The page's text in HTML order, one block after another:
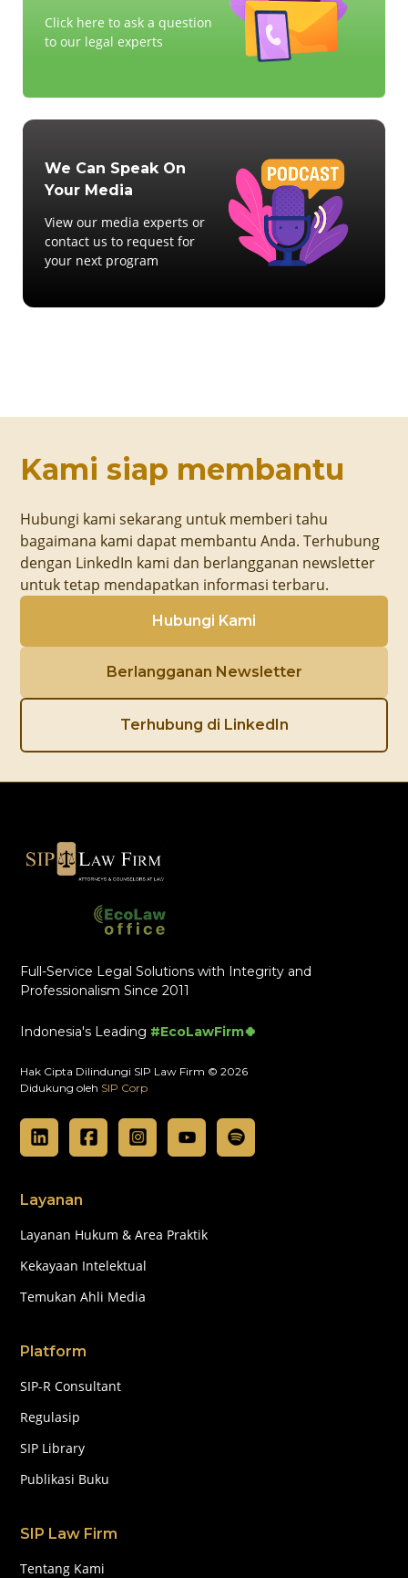
Click here to ask a question
to our legal experts
We Can Speak On
Your Media
View our media experts or
contact us to request for
your next program
Kami siap membantu
Hubungi kami sekarang untuk memberi tahu
bagaimana kami dapat membantu Anda. Terhubung
dengan LinkedIn kami dan berlangganan newsletter
untuk tetap mendapatkan informasi terbaru.
Hubungi Kami
Berlangganan Newsletter
Terhubung di LinkedIn
Full-Service Legal Solutions with Integrity and
Professionalism Since 2011
Indonesia's Leading #EcoLawFirm🍀
Hak Cipta Dilindungi SIP Law Firm © 2026
Didukung oleh SIP Corp
Layanan
Layanan Hukum & Area Praktik
Kekayaan Intelektual
Temukan Ahli Media
Platform
SIP-R Consultant
Regulasip
SIP Library
Publikasi Buku
SIP Law Firm
Tentang Kami